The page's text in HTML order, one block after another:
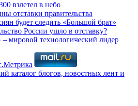
взлетел в небо
отставки правительства
будет следить «Большой брат»
России ушло в отставку?
мировой технологический лидер
каталог блогов, новостных лент и